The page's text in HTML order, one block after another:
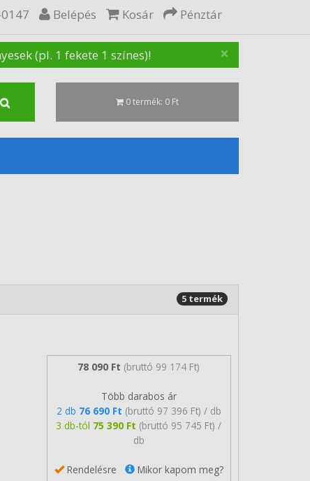
Belépés Kosár Pénztár
×
(pl. 1 fekete 1 színes)!
0 termék: 0 Ft
5 termék
78 090 Ft (bruttó 99 174 Ft)
Több darabos ár
2 db 76 690 Ft (bruttó 97 396 Ft) / db
3 db-tól 75 390 Ft (bruttó 95 745 Ft) /
db
Rendelésre Mikor kapom meg?